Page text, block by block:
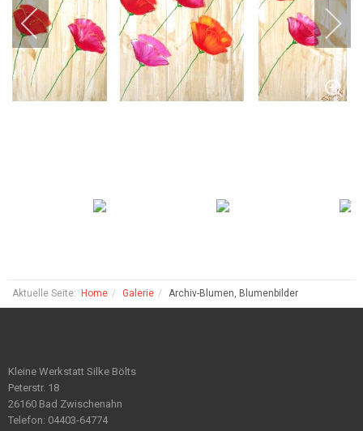
Aktuelle Seite: Home Galerie Archiv-Blumen, Blumenbilder
Kleine Werkstatt Silke Bölts
Peterstr. 18
26160 Bad Zwischenahn
Telefon: 04403-64774